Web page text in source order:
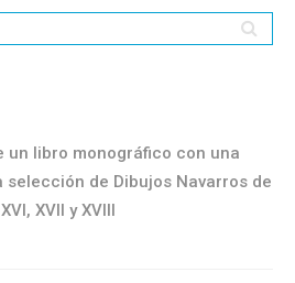
un libro monográfico con una
selección de Dibujos Navarros de
XVII y XVIII